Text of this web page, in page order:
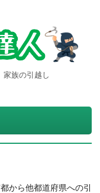
京都内発
用すると引越し料金
家族の引越し
から他都道府県への引